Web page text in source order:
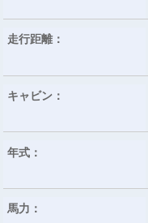
走行距離：
キャビン：
年式：
馬力：